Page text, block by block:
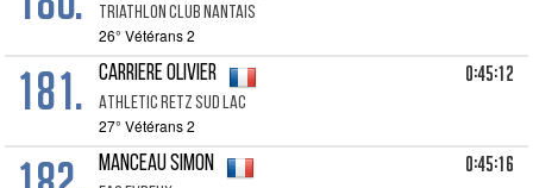
Triathlon Club Nantais
26° Vétérans 2
181. CARRIERE Olivier
Athletic Retz Sud Lac
0:45:12
27° Vétérans 2
MANCEAU Simon 0:45:16